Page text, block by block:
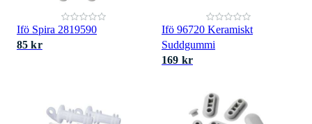
Ifö Spira 2819590
85 kr
Ifö 96720 Keramiskt
Suddgummi
169 kr